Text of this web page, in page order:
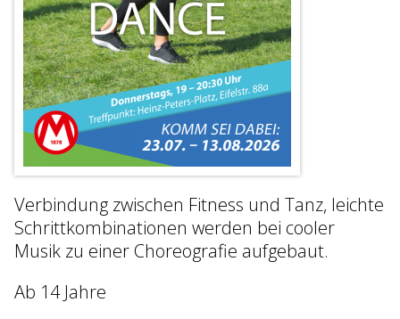
Verbindung zwischen Fitness und Tanz, leichte
Schrittkombinationen werden bei cooler
Musik zu einer Choreografie aufgebaut.
Ab 14 Jahre